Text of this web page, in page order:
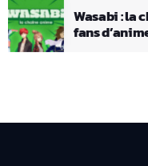
Wasabi : la
fans